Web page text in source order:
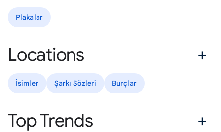
Plakalar
Locations
İsimler Şarkı Sözleri Burçlar
Top Trends